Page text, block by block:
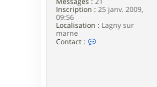
Inscription : 25 janv. 2009,
09:56
Localisation : Lagny sur
marne
Contact :